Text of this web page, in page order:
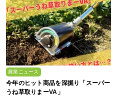
農業ニュース
今年のヒット商品を深掘り「スーパー
うね草取りまーVA」